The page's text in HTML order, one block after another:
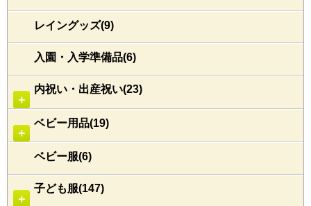
レイングッズ(9)
入園・入学準備品(6)
＋
内祝い・出産祝い(23)
＋
ベビー用品(19)
ベビー服(6)
＋
子ども服(147)